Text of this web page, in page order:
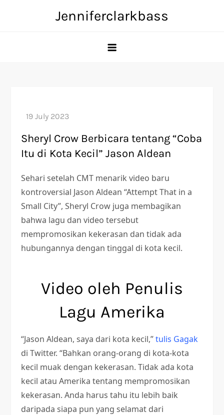
Jenniferclarkbass
Sheryl Crow Berbicara tentang “Coba
Itu di Kota Kecil” Jason Aldean
Sehari setelah CMT menarik video baru
kontroversial Jason Aldean “Attempt That in a
Small City”, Sheryl Crow juga membagikan
bahwa lagu dan video tersebut
mempromosikan kekerasan dan tidak ada
hubungannya dengan tinggal di kota kecil.
Video oleh Penulis
Lagu Amerika
“Jason Aldean, saya dari kota kecil,”tulis Gagak
di Twitter. “Bahkan orang-orang di kota-kota
kecil muak dengan kekerasan. Tidak ada kota
kecil atau Amerika tentang mempromosikan
kekerasan. Anda harus tahu itu lebih baik
daripada siapa pun yang selamat dari